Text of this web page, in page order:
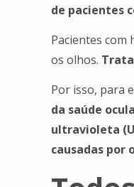
de pacientes
Pacientes com
os olhos.
Por isso, para
da saúde
ultravioleta
causadas por